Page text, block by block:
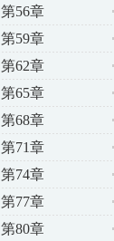
第56章
第59章
第62章
第65章
第68章
第71章
第74章
第77章
第80章